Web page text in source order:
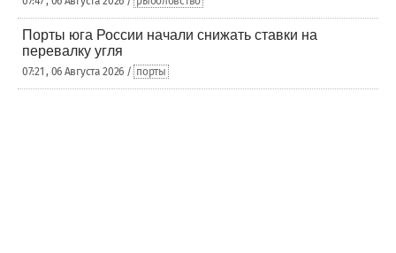
Порты юга России начали снижать ставки на
перевалку угля
07:21 , 06 Августа 2026 / порты